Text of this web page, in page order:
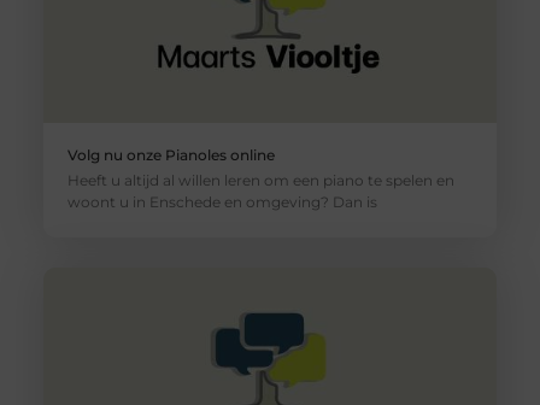
Volg nu onze Pianoles online
Heeft u altijd al willen leren om een piano te spelen en
woont u in Enschede en omgeving? Dan is